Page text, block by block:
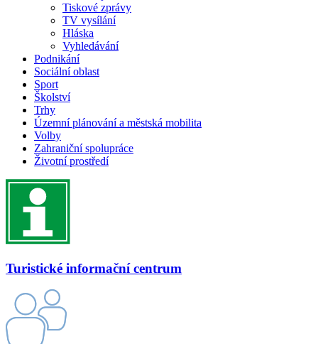
Tiskové zprávy
TV vysílání
Hláska
Vyhledávání
Podnikání
Sociální oblast
Sport
Školství
Trhy
Územní plánování a městská mobilita
Volby
Zahraniční spolupráce
Životní prostředí
Turistické informační centrum